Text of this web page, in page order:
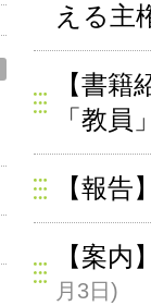
える主
【書
「教
【報
【案
月3日)